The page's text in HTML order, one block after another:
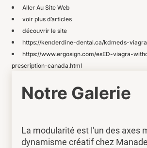
Aller Au Site Web
voir plus d’articles
découvrir le site
https://kenderdine-dental.ca/kdmeds-
https://www.ergosign.com/esED-viagra-
prescription-canada.html
Notre Galerie
La modularité est l'un des axes
dynamisme créatif chez